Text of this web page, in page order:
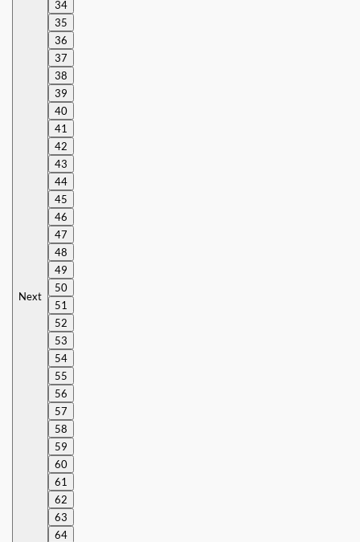
Next
34
35
36
37
38
39
40
41
42
43
44
45
46
47
48
49
50
51
52
53
54
55
56
57
58
59
60
61
62
63
64